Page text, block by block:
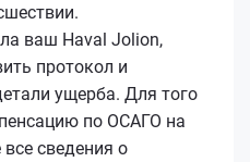
ваш Haval Jolion,
протокол и
ущерба. Для того
по ОСАГО на
сведения о